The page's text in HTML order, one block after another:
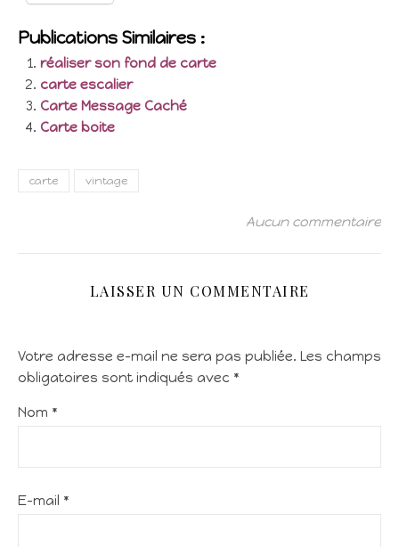
Publications Similaires :
réaliser son fond de carte
carte escalier
Carte Message Caché
Carte boite
carte vintage
Aucun commentaire
LAISSER UN COMMENTAIRE
Votre adresse e-mail ne sera pas publiée. Les champs
obligatoires sont indiqués avec *
Nom *
E-mail *